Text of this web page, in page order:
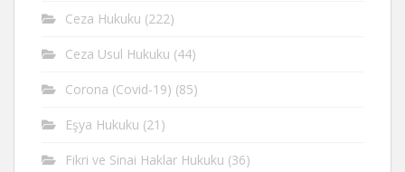
Ceza Hukuku (222)
Ceza Usul Hukuku (44)
Corona (Covid-19) (85)
Eşya Hukuku (21)
Fikri ve Sinai Haklar Hukuku (36)